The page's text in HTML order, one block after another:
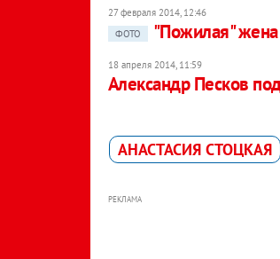
27 февраля 2014, 12:46
ФОТО
"Пожилая" жена
18 апреля 2014, 11:59
Александр Песков
АНАСТАСИЯ СТОЦКАЯ
РЕКЛАМА